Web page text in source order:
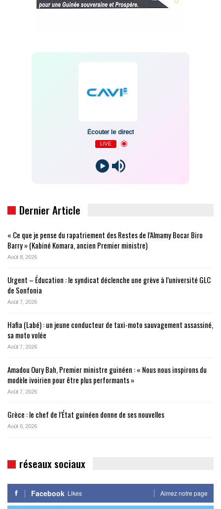
Écouter le direct
LIVE
Dernier Article
« Ce que je pense du rapatriement des Restes de l’Almamy Bocar Biro
Barry » (Kabiné Komara, ancien Premier ministre)
Août 8, 2026
Urgent – Éducation : le syndicat déclenche une grève à l’université GLC
de Sonfonia
Août 7, 2026
Hafia (Labé) : un jeune conducteur de taxi-moto sauvagement assassiné,
sa moto volée
Août 7, 2026
Amadou Oury Bah, Premier ministre guinéen : « Nous nous inspirons du
modèle ivoirien pour être plus performants »
Août 7, 2026
Grèce : le chef de l’État guinéen donne de ses nouvelles
Août 6, 2026
réseaux sociaux
Facebook Likes Aimez notre page